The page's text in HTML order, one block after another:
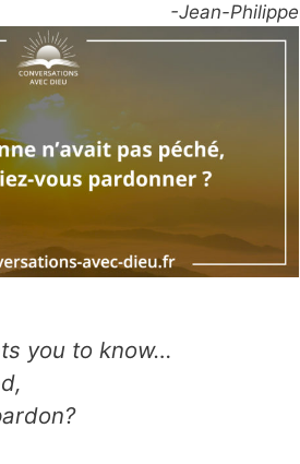
-Jean-Philippe
you to know…